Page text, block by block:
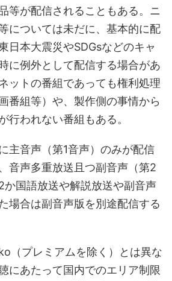
等が配信されることもある。ニ
については未だに、基本的に配
日本大震災やSDGsなどのキャ
に例外として配信する場合があ
ットの番組であっても権利処理
番組等）や、製作側の事情から
行われない番組もある。
主音声（第1音声）のみが配信
音声多重放送且つ副音声（第2
か国語放送や解説放送や副音声
場合は副音声版を別途配信する
（プレミアムを除く）とは異な
にあたって国内でのエリア制限